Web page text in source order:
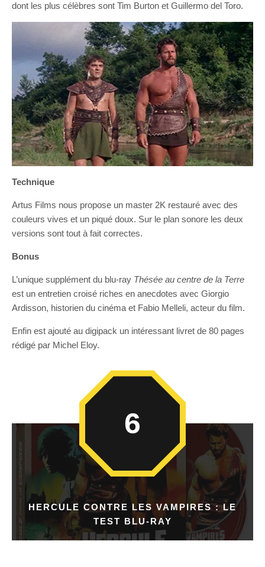
dont les plus célèbres sont Tim Burton et Guillermo del Toro.
Technique
Artus Films nous propose un master 2K restauré avec des
couleurs vives et un piqué doux. Sur le plan sonore les deux
versions sont tout à fait correctes.
Bonus
L’unique supplément du blu-ray Thésée au centre de la Terre
est un entretien croisé riches en anecdotes avec Giorgio
Ardisson, historien du cinéma et Fabio Melleli, acteur du film.
Enfin est ajouté au digipack un intéressant livret de 80 pages
rédigé par Michel Eloy.
HERCULE CONTRE LES VAMPIRES : LE
TEST BLU-RAY
6